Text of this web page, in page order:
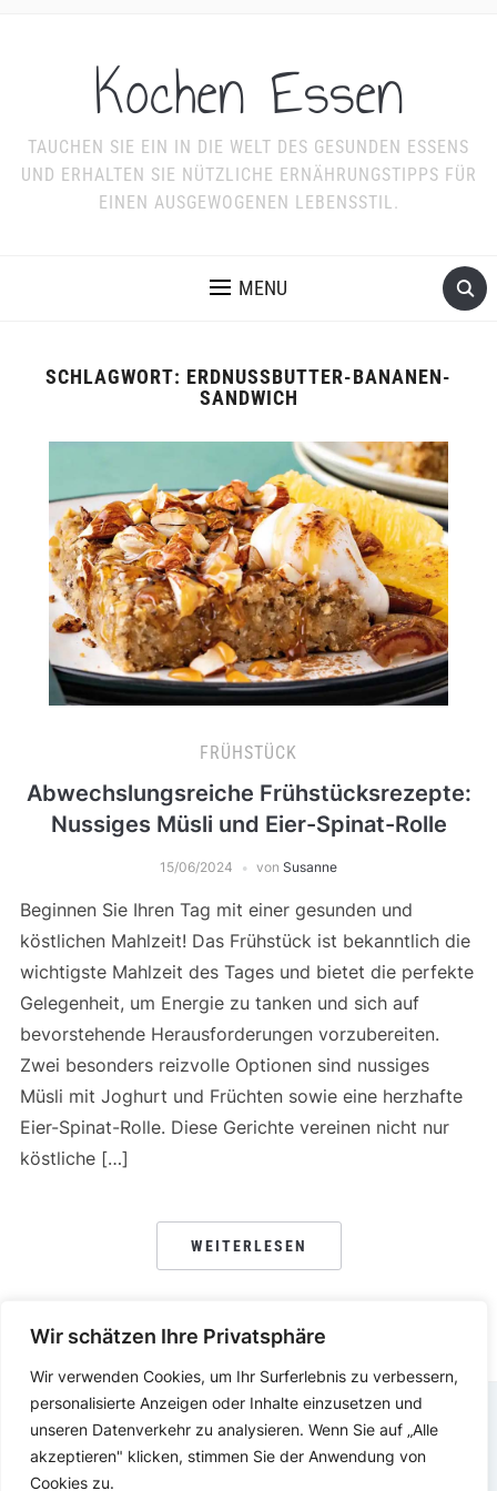
Wir schätzen Ihre Privatsphäre
Wir verwenden Cookies, um Ihr Surferlebnis zu verbessern,
personalisierte Anzeigen oder Inhalte einzusetzen und
unseren Datenverkehr zu analysieren. Wenn Sie auf „Alle
akzeptieren" klicken, stimmen Sie der Anwendung von
Cookies zu.
Kochen Essen
TAUCHEN SIE EIN IN DIE WELT DES GESUNDEN ESSENS
UND ERHALTEN SIE NÜTZLICHE ERNÄHRUNGSTIPPS FÜR
EINEN AUSGEWOGENEN LEBENSSTIL.
MENU
SCHLAGWORT: ERDNUSSBUTTER-BANANEN-
SANDWICH
FRÜHSTÜCK
Abwechslungsreiche Frühstücksrezepte:
Nussiges Müsli und Eier-Spinat-Rolle
15/06/2024 von Susanne
Beginnen Sie Ihren Tag mit einer gesunden und
köstlichen Mahlzeit! Das Frühstück ist bekanntlich die
wichtigste Mahlzeit des Tages und bietet die perfekte
Gelegenheit, um Energie zu tanken und sich auf
bevorstehende Herausforderungen vorzubereiten.
Zwei besonders reizvolle Optionen sind nussiges
Müsli mit Joghurt und Früchten sowie eine herzhafte
Eier-Spinat-Rolle. Diese Gerichte vereinen nicht nur
köstliche […]
WEITERLESEN
DATENSCHUTZERKLÄRUNG IMPRESSUM